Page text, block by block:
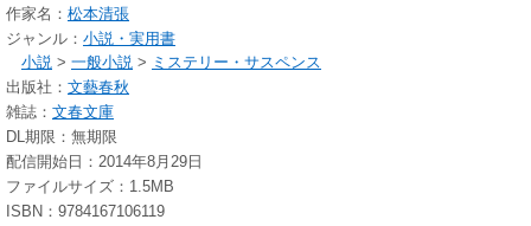
作家名： 松本清張
ジャンル： 小説・実用書
小説 > 一般小説 > ミステリー・サスペンス
出版社： 文藝春秋
雑誌： 文春文庫
DL期限：無期限
配信開始日：2014年8月29日
ファイルサイズ：1.5MB
ISBN：9784167106119